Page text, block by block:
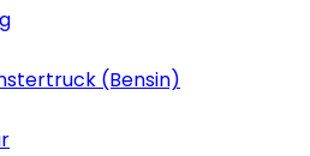
(Bensin)